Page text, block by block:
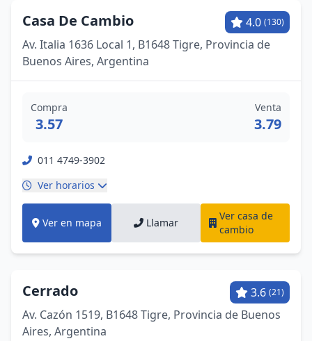
Casa De Cambio 4.0 (130)
Av. Italia 1636 Local 1, B1648 Tigre, Provincia de
Buenos Aires, Argentina
Compra
3.57
Venta
3.79
011 4749-3902
Ver horarios
Ver en mapa Llamar
Ver casa de
cambio
Cerrado 3.6 (21)
Av. Cazón 1519, B1648 Tigre, Provincia de Buenos
Aires, Argentina